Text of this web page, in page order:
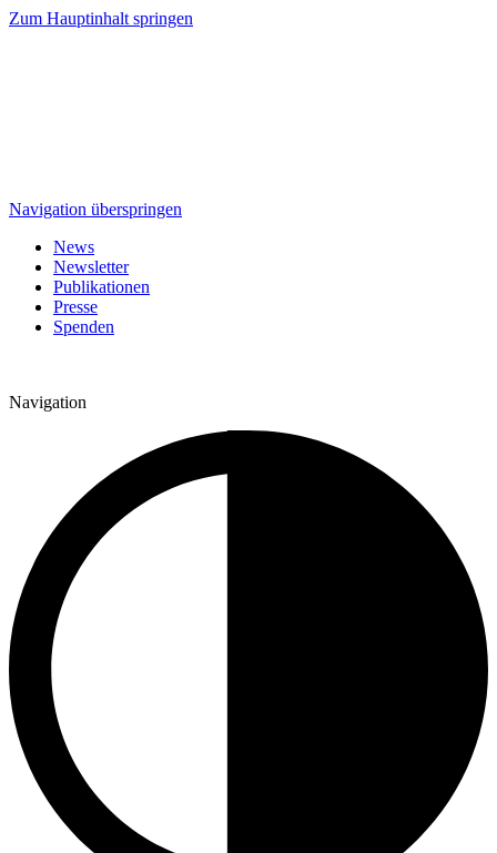
Zum Hauptinhalt springen
Navigation überspringen
News
Newsletter
Publikationen
Presse
Spenden
Navigation